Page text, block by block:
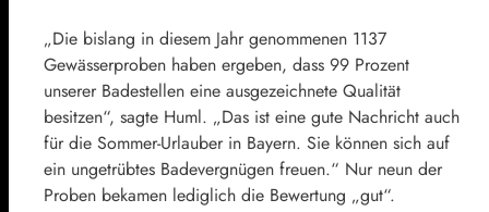
„Die bislang in diesem Jahr genommenen 1137
Gewässerproben haben ergeben, dass 99 Prozent
unserer Badestellen eine ausgezeichnete Qualität
besitzen“, sagte Huml. „Das ist eine gute Nachricht auch
für die Sommer-Urlauber in Bayern. Sie können sich auf
ein ungetrübtes Badevergnügen freuen.“ Nur neun der
Proben bekamen lediglich die Bewertung „gut“.